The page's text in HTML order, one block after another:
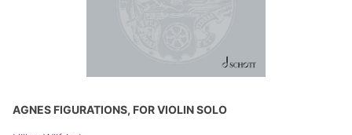
AGNES FIGURATIONS, FOR VIOLIN SOLO